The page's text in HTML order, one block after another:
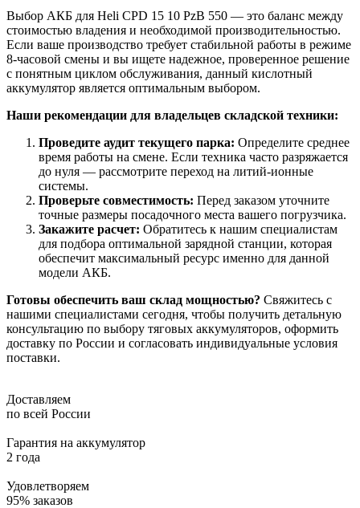
Выбор АКБ для Heli CPD 15 10 PzB 550 — это баланс между
стоимостью владения и необходимой производительностью.
Если ваше производство требует стабильной работы в режиме
8-часовой смены и вы ищете надежное, проверенное решение
с понятным циклом обслуживания, данный кислотный
аккумулятор является оптимальным выбором.
Наши рекомендации для владельцев складской техники:
Проведите аудит текущего парка: Определите среднее
время работы на смене. Если техника часто разряжается
до нуля — рассмотрите переход на литий-ионные
системы.
Проверьте совместимость: Перед заказом уточните
точные размеры посадочного места вашего погрузчика.
Закажите расчет: Обратитесь к нашим специалистам
для подбора оптимальной зарядной станции, которая
обеспечит максимальный ресурс именно для данной
модели АКБ.
Готовы обеспечить ваш склад мощностью? Свяжитесь с
нашими специалистами сегодня, чтобы получить детальную
консультацию по выбору тяговых аккумуляторов, оформить
доставку по России и согласовать индивидуальные условия
поставки.
Доставляем
по всей России
Гарантия на аккумулятор
2 года
Удовлетворяем
95% заказов